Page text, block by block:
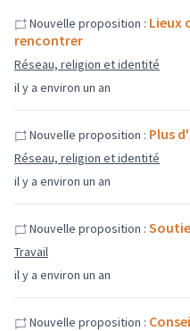
il y a environ un an
Nouvelle proposition : Lieux
rencontrer
Réseau, religion et identité
il y a environ un an
Nouvelle proposition : Plus
Réseau, religion et identité
il y a environ un an
Nouvelle proposition :
Travail
Nouvelle proposition :